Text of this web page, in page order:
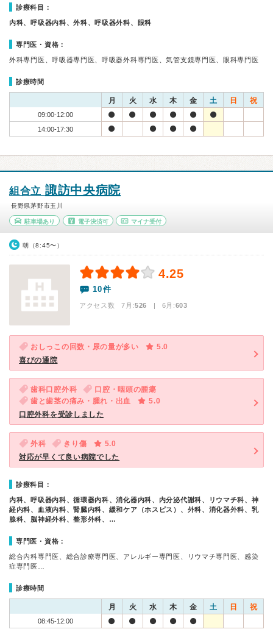
診療科目：
内科、呼吸器内科、外科、呼吸器外科、眼科
専門医・資格：
外科専門医、呼吸器専門医、呼吸器外科専門医、気管支鏡専門医、眼科専門医
診療時間
月 火 水 木 金 土 日 祝
09:00-12:00
14:00-17:30
組合立 諏訪中央病院
長野県茅野市玉川
駐車場あり 電子決済可 マイナ受付
朝（8:45〜）
4.25
10件
アクセス数 7月:526 | 6月:603
おしっこの回数・尿の量が多い
5.0
喜びの通院
歯科口腔外科
口腔・咽頭の腫瘍
歯と歯茎の痛み・腫れ・出血
5.0
口腔外科を受診しました
外科 きり傷
5.0
対応が早くて良い病院でした
診療科目：
内科、呼吸器内科、循環器内科、消化器内科、内分泌代謝科、リウマチ科、神
経内科、血液内科、腎臓内科、緩和ケア（ホスピス）、外科、消化器外科、乳
腺科、脳神経外科、整形外科、…
専門医・資格：
総合内科専門医、総合診療専門医、アレルギー専門医、リウマチ専門医、感染
症専門医…
診療時間
月 火 水 木 金 土 日 祝
08:45-12:00